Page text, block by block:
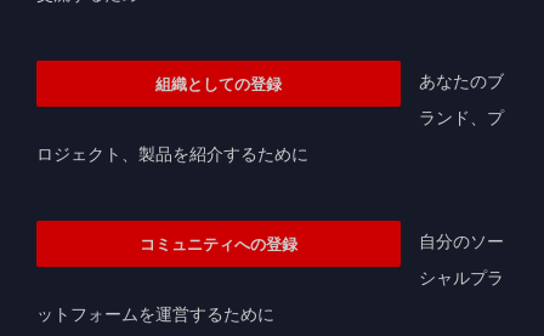
組織としての登録
あなたのブ
ランド、プ
ロジェクト、製品を紹介するために
コミュニティへの登録
自分のソー
シャルプラ
ットフォームを運営するために